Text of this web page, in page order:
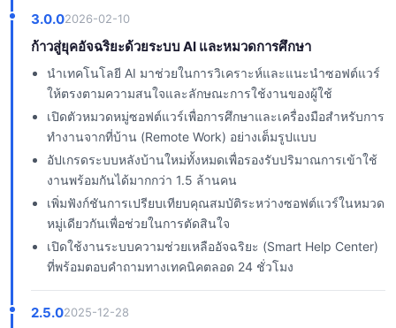
3.0.02026-02-10
ก้าวสู่ยุคอัจฉริยะด้วยระบบ AI และหมวดการศึกษา
นำเทคโนโลยี AI มาช่วยในการวิเคราะห์และแนะนำซอฟต์แวร์
ให้ตรงตามความสนใจและลักษณะการใช้งานของผู้ใช้
เปิดตัวหมวดหมู่ซอฟต์แวร์เพื่อการศึกษาและเครื่องมือสำหรับการ
ทำงานจากที่บ้าน (Remote Work) อย่างเต็มรูปแบบ
อัปเกรดระบบหลังบ้านใหม่ทั้งหมดเพื่อรองรับปริมาณการเข้าใช้
งานพร้อมกันได้มากกว่า 1.5 ล้านคน
เพิ่มฟังก์ชันการเปรียบเทียบคุณสมบัติระหว่างซอฟต์แวร์ในหมวด
หมู่เดียวกันเพื่อช่วยในการตัดสินใจ
เปิดใช้งานระบบความช่วยเหลืออัจฉริยะ (Smart Help Center)
ที่พร้อมตอบคำถามทางเทคนิคตลอด 24 ชั่วโมง
2.5.02025-12-28